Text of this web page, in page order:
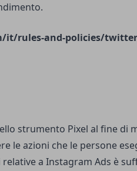
rules-and-policies/
strumento Pixel al fine di
le azioni che le persone
a Instagram Ads è